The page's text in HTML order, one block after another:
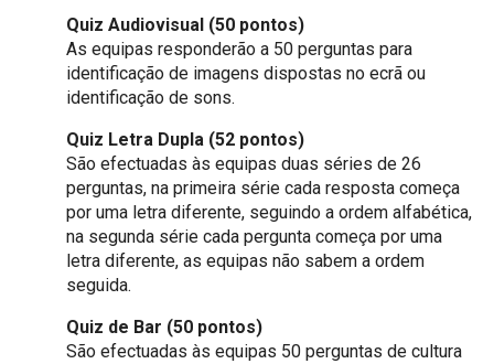
Quiz Audiovisual (50 pontos)
As equipas responderão a 50 perguntas para
identificação de imagens dispostas no ecrã ou
identificação de sons.
Quiz Letra Dupla (52 pontos)
São efectuadas às equipas duas séries de 26
perguntas, na primeira série cada resposta começa
por uma letra diferente, seguindo a ordem alfabética,
na segunda série cada pergunta começa por uma
letra diferente, as equipas não sabem a ordem
seguida.
Quiz de Bar (50 pontos)
São efectuadas às equipas 50 perguntas de cultura